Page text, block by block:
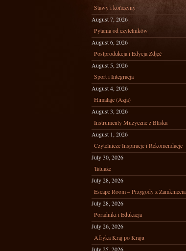
Stawy i kończyny
August 7, 2026
Pytania od czytelników
August 6, 2026
Postprodukcja i Edycja Zdjęć
August 5, 2026
Sport i Integracja
August 4, 2026
Himalaje (Azja)
August 3, 2026
Instrumenty Muzyczne z Bliska
August 1, 2026
Czytelnicze Inspiracje i Rekomendacje
July 30, 2026
Tatuaże
July 28, 2026
Escape Room – Przygody z Zamknięcia
July 28, 2026
Poradniki i Edukacja
July 26, 2026
Afryka Kraj po Kraju
July 25, 2026